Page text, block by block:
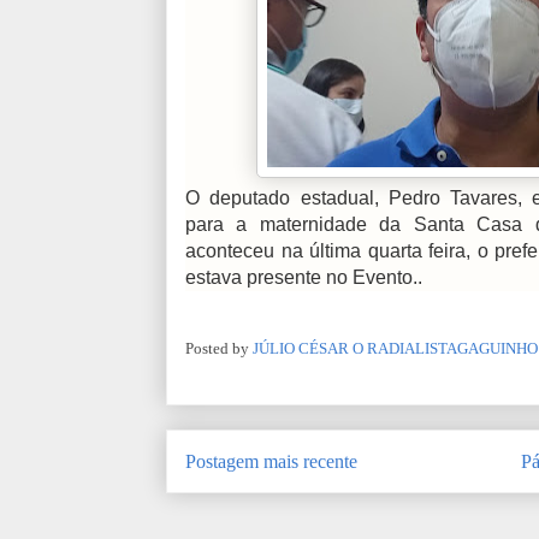
O deputado estadual, Pedro Tavares,
para a maternidade da Santa Casa
aconteceu na última quarta feira, o
estava presente no Evento..
Posted by JÚLIO CÉSAR O RADIALISTAGAGUINHO
Postagem mais recente